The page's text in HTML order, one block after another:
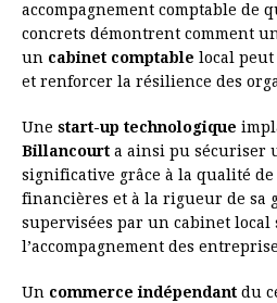
accompagnement comptable de
concrets démontrent comment
un cabinet comptable local peut
et renforcer la résilience des
Une start-up technologique
Billancourt a ainsi pu sécuriser
significative grâce à la qualité de
financières et à la rigueur de sa
supervisées par un cabinet local
l’accompagnement des
Un commerce indépendant du